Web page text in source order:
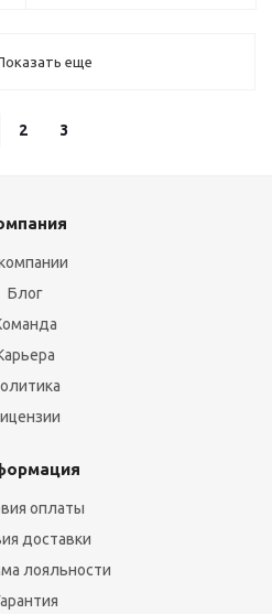
еще
2 3
Блог
оплаты
доставки
лояльности